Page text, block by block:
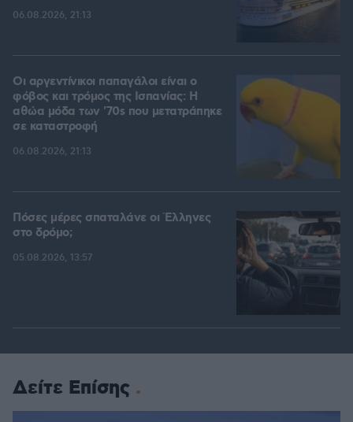
06.08.2026, 21:13
Οι αργεντίνικοι παπαγάλοι είναι ο
φόβος και τρόμος της Ισπανίας: Η
αθώα μόδα των '70s που μετατράπηκε
σε καταστροφή
06.08.2026, 21:13
Πόσες μέρες σπαταλάνε οι Έλληνες
στο δρόμο;
05.08.2026, 13:57
Δείτε Επίσης